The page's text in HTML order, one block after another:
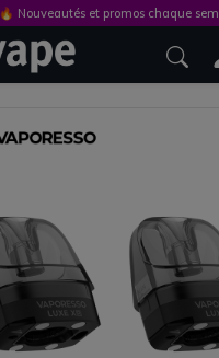
🔥 Nouveautés et promos chaque